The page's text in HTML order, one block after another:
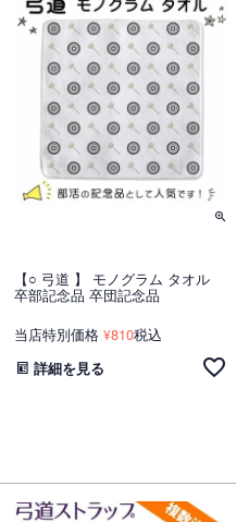
【○ 弓道 】 モノグラム タオル
卒部記念品 卒団記念品
当店特別価格 ¥810税込
詳細を見る